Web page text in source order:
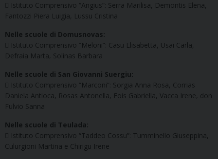
 Istituto Comprensivo “Angius”: Serra Marilisa, Demontis Elena,
Fantozzi Piera Luigia, Lussu Cristina
Nelle scuole di Domusnovas:
 Istituto Comprensivo “Meloni”: Casu Elisabetta, Usai Carla,
Defraia Marta, Solinas Barbara
Nelle scuole di San Giovanni Suergiu:
 Istituto Comprensivo “Marconi”: Sorgia Anna Rosa, Corrias
Daniela Antioca, Rosas Antonella, Fois Gabriella, Vacca Irene, don
Fulvio Sanna
Nelle scuole di Teulada:
 Istituto Comprensivo “Taddeo Cossu”: Tumminello Giuseppina,
Culurgioni Martina e Chirigu Irene